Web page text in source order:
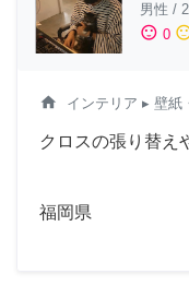
男性 /
sentiment_satisfied 0
home インテリア ▸ 壁紙
クロスの張り替え
福岡県